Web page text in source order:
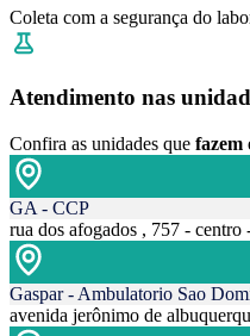
Coleta com a segurança do
Atendimento nas
Confira as unidades que fazem
GA - CCP
rua dos afogados , 757 - centro
Gaspar - Ambulatorio Sao
avenida jerônimo de